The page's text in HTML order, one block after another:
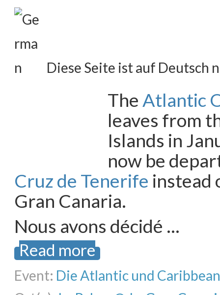
Diese Seite ist auf Deutsch
The Atlantic
leaves from
Islands in
now be
Cruz de Tenerife instead
Gran Canaria.
Nous avons décidé …
Read more
Event: Die Atlantic und